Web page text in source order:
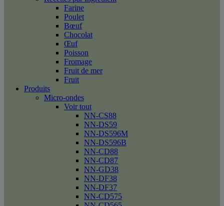
Farine
Poulet
Bœuf
Chocolat
Œuf
Poisson
Fromage
Fruit de mer
Fruit
Produits
Micro-ondes
Voir tout
NN-CS88
NN-DS59
NN-DS596M
NN-DS596B
NN-CD88
NN-CD87
NN-GD38
NN-DF38
NN-DF37
NN-CD575